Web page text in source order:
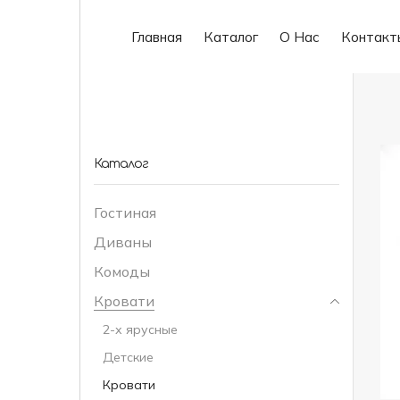
Главная Каталог О Нас
Каталог
Гостиная
Диваны
Комоды
Кровати
2-х ярусные
Детские
Кровати